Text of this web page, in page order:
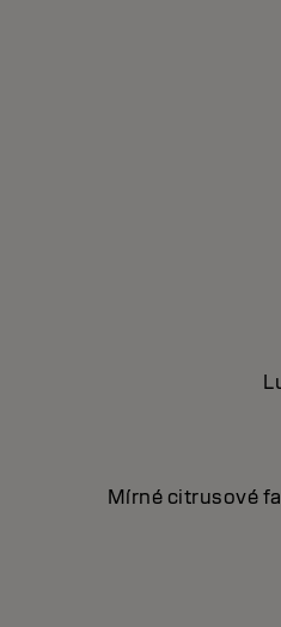
Mírné citrusové